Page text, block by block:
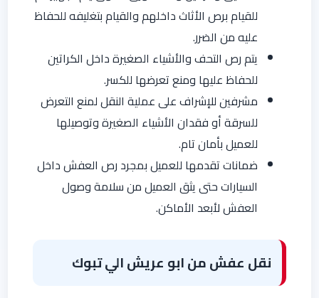
للقيام برص الأثاث داخلهم والقيام بتغليفه للحفاظ
عليه من الضرر.
يتم رص التحف والأشياء الصغيرة داخل الكراتين
للحفاظ عليها ومنع تعرضها للكسر.
مشرفين للإشراف على عملية النقل لمنع التعرض
للسرقة أو فقدان الأشياء الصغيرة وتوصيلها
للعميل بأمان تام.
ضمانات تقدمها للعميل بمجرد رص العفش داخل
السيارات حتى يثق العميل من سلامة وصول
العفش لأبعد الأماكن.
نقل عفش من ابو عريش الي تبوك